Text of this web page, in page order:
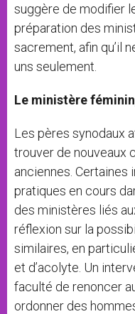
suggère de modifier
préparation des
sacrement, afin qu’il
uns seulement.
Le ministère
Les pères synodaux
trouver de nouveaux
anciennes.
pratiques en cours
des ministères liés
réflexion sur la
similaires, en
et d’acolyte. Un
faculté de renoncer
ordonner des